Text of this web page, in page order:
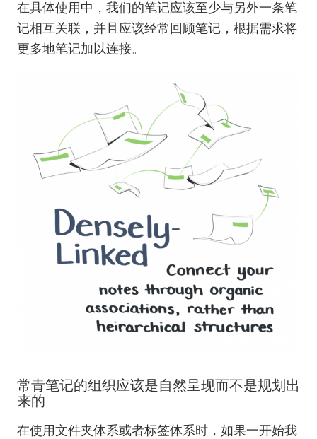
在具体使用中，我们的笔记应该至少与另外一条笔
记相互关联，并且应该经常回顾笔记，根据需求将
更多地笔记加以连接。
常青笔记的组织应该是自然呈现而不是规划出
来的
在使用文件夹体系或者标签体系时，如果一开始我